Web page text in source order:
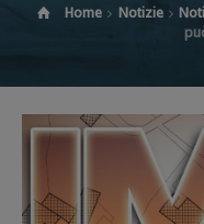
Home Notizie